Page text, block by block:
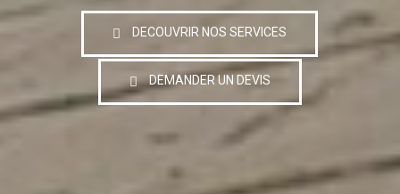
DECOUVRIR NOS SERVICES
DEMANDER UN DEVIS